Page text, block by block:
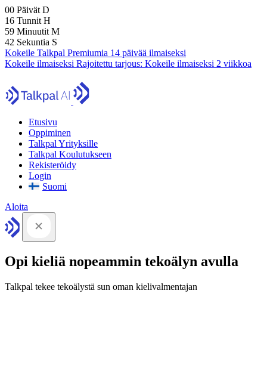
00 Päivät D
16 Tunnit H
59 Minuutit M
41 Sekuntia S
Kokeile Talkpal Premiumia 14 päivää ilmaiseksi
Kokeile ilmaiseksi Rajoitettu tarjous: Kokeile ilmaiseksi 2 viikkoa
Etusivu
Oppiminen
Talkpal Yrityksille
Talkpal Koulutukseen
Rekisteröidy
Login
Suomi
Aloita
Opi kieliä nopeammin tekoälyn avulla
Talkpal tekee tekoälystä sun oman kielivalmentajan